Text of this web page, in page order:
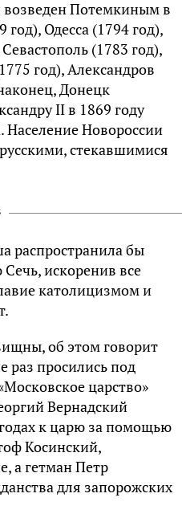
возведен Потемкиным в
год), Одесса (1794 год),
(1783 год),
год), Александров
Донецк
II в 1869 году
Население Новороссии
стекавшимися
распространила бы
искоренив все
католицизмом и
об этом говорит
раз просились под
царство»
Вернадский
к царю за помощью
Косинский,
а гетман Петр
для запорожских